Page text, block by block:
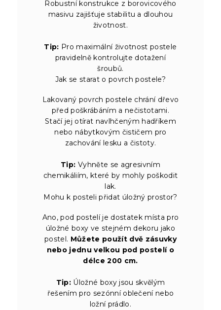
Robustní konstrukce z borovicového
masivu zajišťuje stabilitu a dlouhou
životnost.
Tip: Pro maximální životnost postele
pravidelně kontrolujte dotažení
šroubů.
Jak se starat o povrch postele?
Lakovaný povrch postele chrání dřevo
před poškrábáním a nečistotami.
Stačí jej otírat navlhčeným hadříkem
nebo nábytkovým čističem pro
zachování lesku a čistoty.
Tip: Vyhněte se agresivním
chemikáliím, které by mohly poškodit
lak.
Mohu k posteli přidat úložný prostor?
Ano, pod postelí je dostatek místa pro
úložné boxy ve stejném dekoru jako
postel. Můžete použít dvě zásuvky
nebo jednu velkou pod postelí o
délce 200 cm.
Tip: Úložné boxy jsou skvělým
řešením pro sezónní oblečení nebo
ložní prádlo.